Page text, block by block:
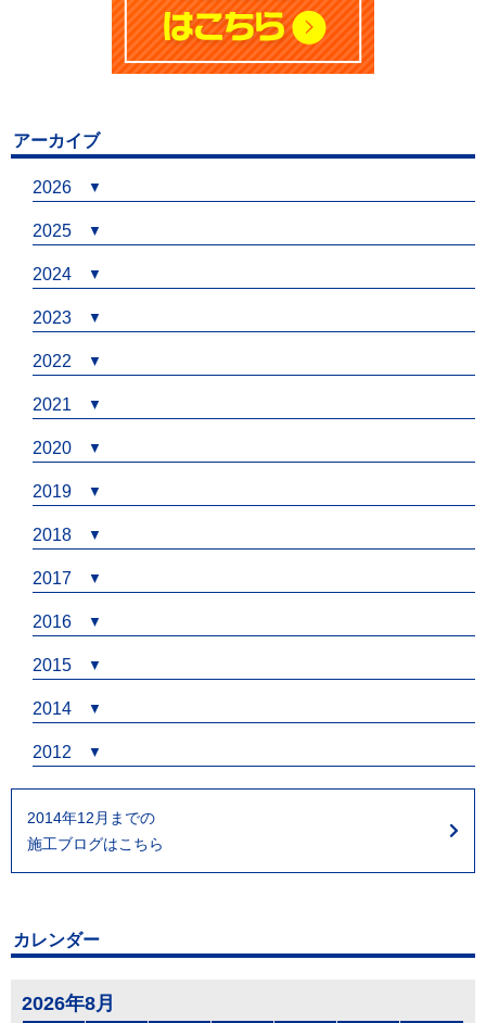
アーカイブ
2026
2025
2024
2023
2022
2021
2020
2019
2018
2017
2016
2015
2014
2012
2014年12月までの
施工ブログはこちら
カレンダー
2026年8月